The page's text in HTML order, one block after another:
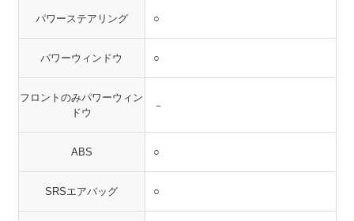
パワーステアリング ○
パワーウィンドウ ○
フロントのみパワーウィン
ドウ
－
ABS ○
SRSエアバッグ ○